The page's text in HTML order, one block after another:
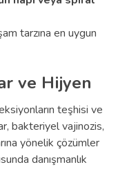
tarzına en uygun
ve Hijyen
teşhisi ve
bakteriyel vajinozis,
yönelik çözümler
danışmanlık